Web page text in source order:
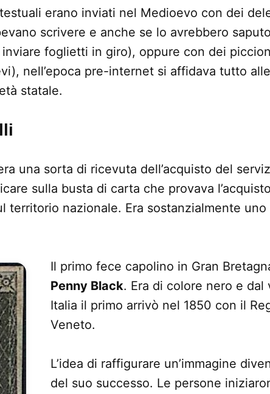
erano inviati nel Medioevo con dei
scrivere e anche se lo avrebbero
foglietti in giro), oppure con dei
nell’epoca pre-internet si affidava tutto
statale.
una sorta di ricevuta dell’acquisto del
sulla busta di carta che provava
territorio nazionale. Era sostanzialmente
Il primo fece capolino in Gran
Penny Black. Era di colore nero e dal
Italia il primo arrivò nel 1850 con il
Veneto.
L’idea di raffigurare un’immagine
del suo successo. Le persone